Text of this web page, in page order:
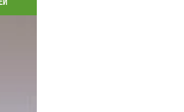
впечатлений